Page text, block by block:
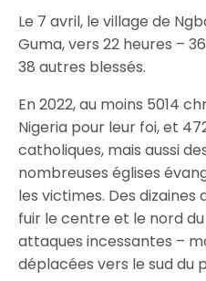
Le 7 avril, le village de
Guma, vers 22 heures –
38 autres blessés.
En 2022, au moins 5014
Nigeria pour leur foi, et
catholiques, mais aussi
nombreuses églises
les victimes. Des dizaines
fuir le centre et le nord
attaques incessantes –
déplacées vers le sud du